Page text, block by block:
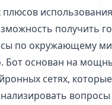
получить
по окружающему
Бот основан на
сетях, которые
вопросы